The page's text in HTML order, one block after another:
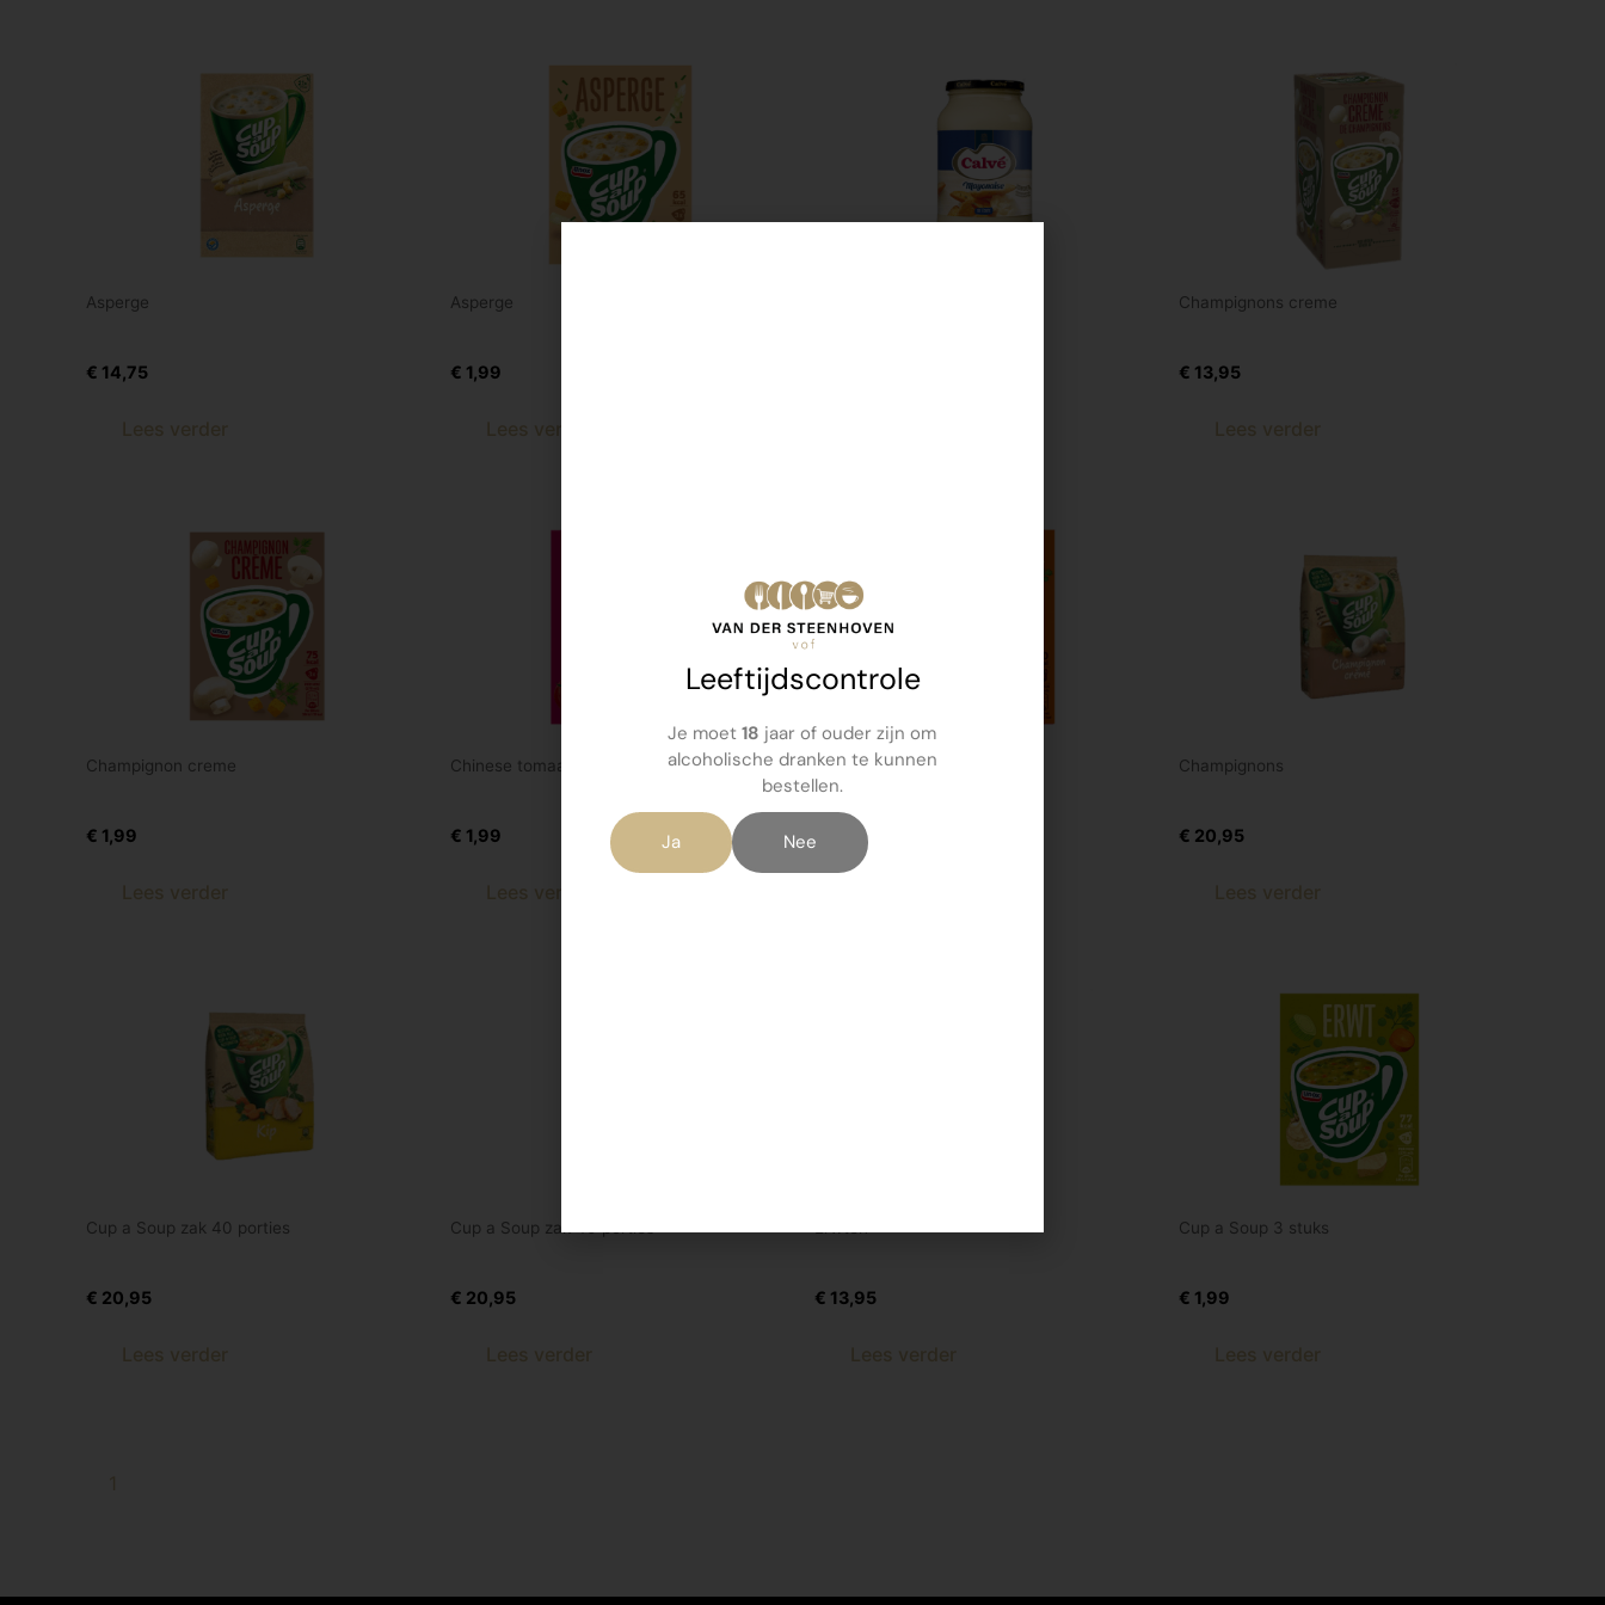
Asperge
€ 14,75
Lees verder
Asperge
€ 1,99
Lees verder
Champignons creme
€ 13,95
Lees verder
Champignon creme
€ 1,99
Lees verder
Chinese tomaat
€ 1,99
Lees verder
Chinese kip
Chin.Kip 3 st
1,99
Champignons
€ 20,95
Lees verder
Cup a Soup zak 40 porties
€ 20,95
Lees verder
Cup a Soup zak 40 porties
€ 20,95
Lees verder
€ 13,95
Lees verder
Cup a Soup 3 stuks
€ 1,99
Lees verder
1
Leeftijdscontrole
Je moet18 jaar of ouder zijn om
alcoholische dranken te kunnen
bestellen.
Ja Nee